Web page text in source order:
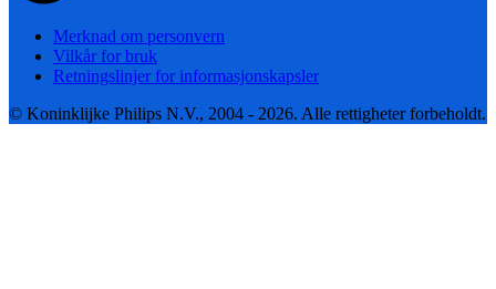
Merknad om personvern
Vilkår for bruk
Retningslinjer for informasjonskapsler
© Koninklijke Philips N.V., 2004 - 2026. Alle rettigheter forbeholdt.